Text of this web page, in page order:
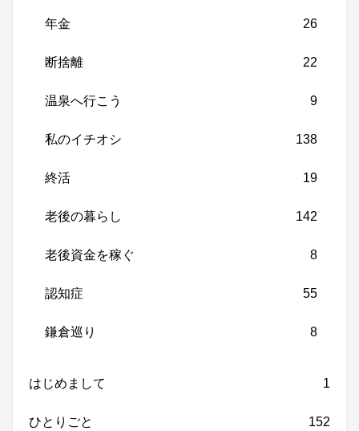
年金 26
断捨離 22
温泉へ行こう 9
私のイチオシ 138
終活 19
老後の暮らし 142
老後資金を稼ぐ 8
認知症 55
鎌倉巡り 8
はじめまして 1
ひとりごと 152